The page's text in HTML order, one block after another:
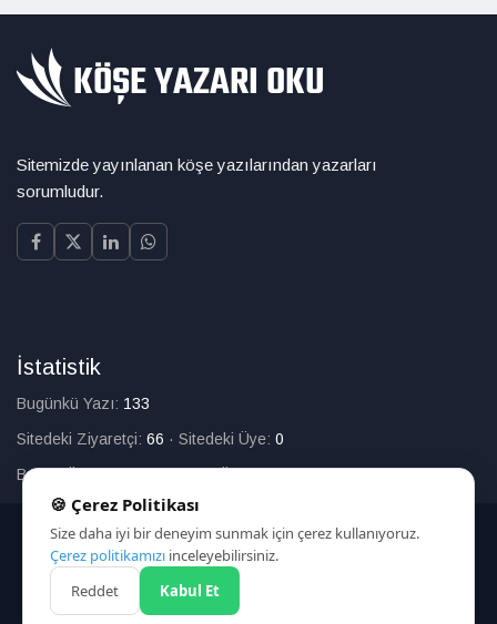
Sitemizde yayınlanan köşe yazılarından yazarları
sorumludur.
İstatistik
Bugünkü Yazı: 133
Sitedeki Ziyaretçi: 66 · Sitedeki Üye: 0
Bugün Üye Olan:0·Toplam Üye:226
© 2025
HAKKIMIZDA
ÇEREZ POLİTİKASI
🍪 Çerez Politikası
Size daha iyi bir deneyim sunmak için çerez kullanıyoruz.
Çerez politikamızı inceleyebilirsiniz.
Reddet
Kabul Et